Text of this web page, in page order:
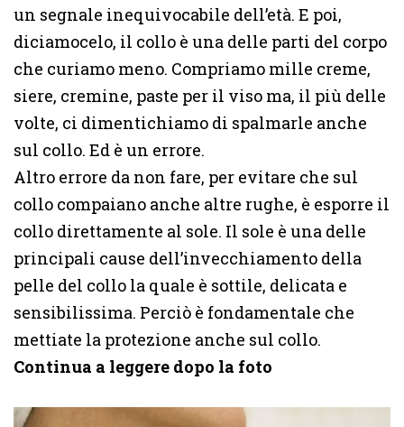
un segnale inequivocabile dell’età. E poi,
diciamocelo, il collo è una delle parti del corpo
che curiamo meno. Compriamo mille creme,
siere, cremine, paste per il viso ma, il più delle
volte, ci dimentichiamo di spalmarle anche
sul collo. Ed è un errore.
Altro errore da non fare, per evitare che sul
collo compaiano anche altre rughe, è esporre il
collo direttamente al sole. Il sole è una delle
principali cause dell’invecchiamento della
pelle del collo la quale è sottile, delicata e
sensibilissima. Perciò è fondamentale che
mettiate la protezione anche sul collo.
Continua a leggere dopo la foto